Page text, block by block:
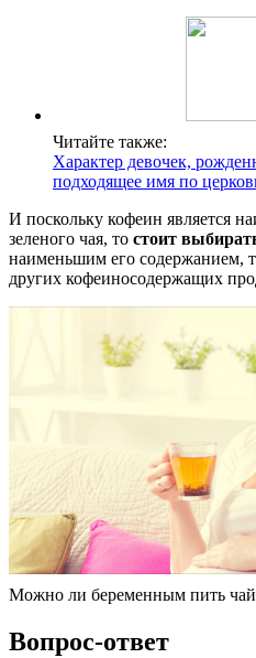
Читайте также:
Характер девочек,
подходящее имя по
И поскольку кофеин является
зеленого чая, то стоит
наименьшим его содержанием,
других кофеиносодержащих
Можно ли беременным пить
Вопрос-ответ